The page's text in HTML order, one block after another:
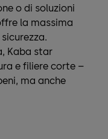
o di soluzioni
la massima
Kaba star
e filiere corte –
ma anche